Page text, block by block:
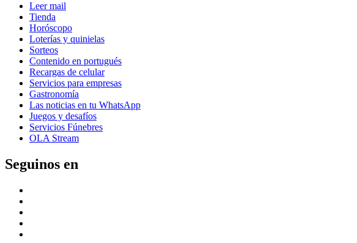
Leer mail
Tienda
Horóscopo
Loterías y quinielas
Sorteos
Contenido en portugués
Recargas de celular
Servicios para empresas
Gastronomía
Las noticias en tu WhatsApp
Juegos y desafíos
Servicios Fúnebres
OLA Stream
Seguinos en